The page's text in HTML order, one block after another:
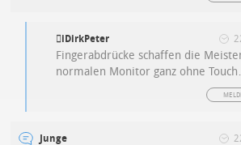
iDirkPeter
Fingerabdrücke schaffen die
normalen Monitor ganz ohne
Junge